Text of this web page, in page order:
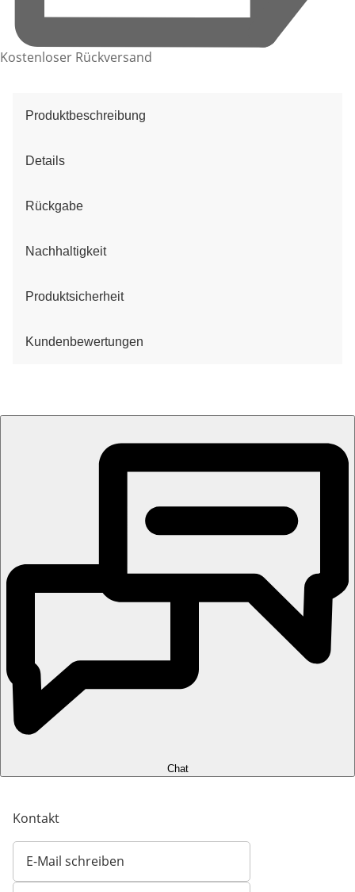
Kostenloser Rückversand
Produktbeschreibung
Details
Rückgabe
Nachhaltigkeit
Produktsicherheit
Kundenbewertungen
Chat
Kontakt
E-Mail schreiben
Öffnet E-Mail-Client